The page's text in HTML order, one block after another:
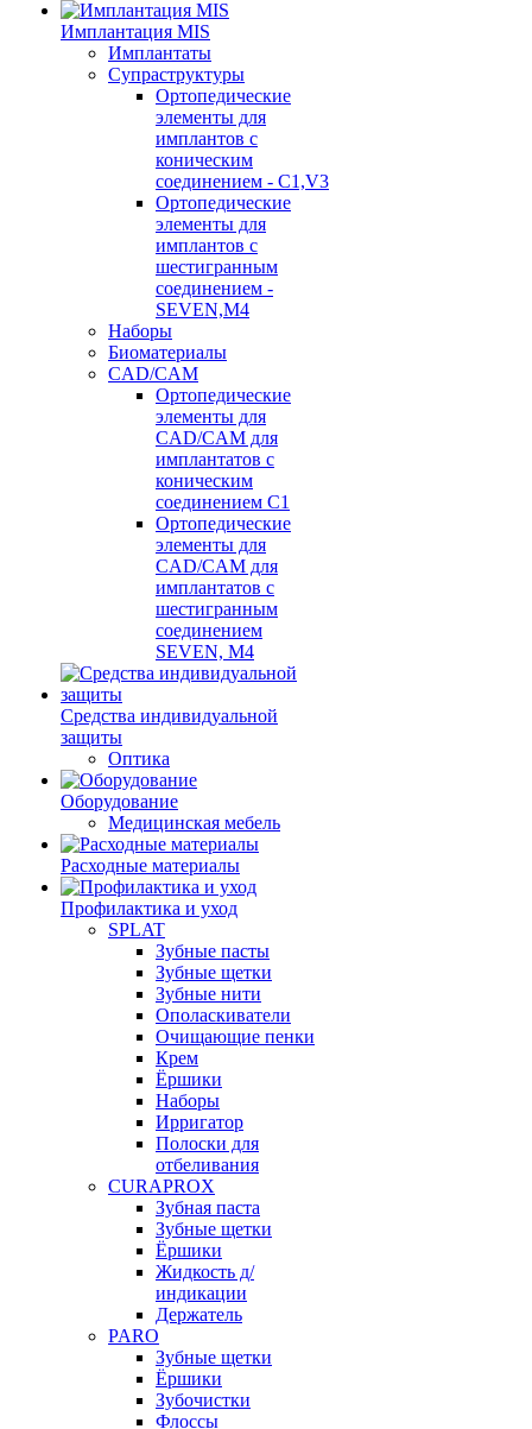
Имплантация MIS
Имплантаты
Супраструктуры
Ортопедические
элементы для
имплантов с
коническим
соединением - C1,V3
Ортопедические
элементы для
имплантов с
шестигранным
соединением -
SEVEN,M4
Наборы
Биоматериалы
CAD/CAM
Ортопедические
элементы для
CAD/CAM для
имплантатов с
коническим
соединением С1
Ортопедические
элементы для
CAD/CAM для
имплантатов с
шестигранным
соединением
SEVEN, М4
Средства индивидуальной
защиты
Оптика
Оборудование
Медицинская мебель
Расходные материалы
Профилактика и уход
SPLAT
Зубные пасты
Зубные щетки
Зубные нити
Ополаскиватели
Очищающие пенки
Крем
Ёршики
Наборы
Ирригатор
Полоски для
отбеливания
CURAPROX
Зубная паста
Зубные щетки
Ёршики
Жидкость д/
индикации
Держатель
PARO
Зубные щетки
Ёршики
Зубочистки
Флоссы